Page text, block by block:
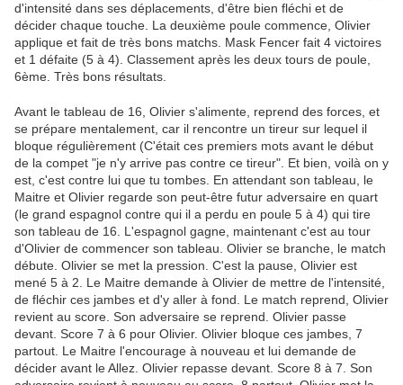
d'intensité dans ses déplacements, d'être bien fléchi et de
décider chaque touche. La deuxième poule commence, Olivier
applique et fait de très bons matchs. Mask Fencer fait 4 victoires
et 1 défaite (5 à 4). Classement après les deux tours de poule,
6ème. Très bons résultats.
Avant le tableau de 16, Olivier s'alimente, reprend des forces, et
se prépare mentalement, car il rencontre un tireur sur lequel il
bloque régulièrement (C'était ces premiers mots avant le début
de la compet "je n'y arrive pas contre ce tireur". Et bien, voilà on y
est, c'est contre lui que tu tombes. En attendant son tableau, le
Maitre et Olivier regarde son peut-être futur adversaire en quart
(le grand espagnol contre qui il a perdu en poule 5 à 4) qui tire
son tableau de 16. L'espagnol gagne, maintenant c'est au tour
d'Olivier de commencer son tableau. Olivier se branche, le match
débute. Olivier se met la pression. C'est la pause, Olivier est
mené 5 à 2. Le Maitre demande à Olivier de mettre de l'intensité,
de fléchir ces jambes et d'y aller à fond. Le match reprend, Olivier
revient au score. Son adversaire se reprend. Olivier passe
devant. Score 7 à 6 pour Olivier. Olivier bloque ces jambes, 7
partout. Le Maitre l'encourage à nouveau et lui demande de
décider avant le Allez. Olivier repasse devant. Score 8 à 7. Son